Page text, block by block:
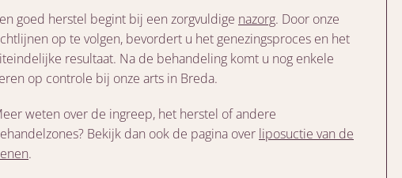
goed herstel begint bij een zorgvuldige nazorg. Door onze
op te volgen, bevordert u het genezingsproces en het
resultaat. Na de behandeling komt u nog enkele
op controle bij onze arts in Breda.
weten over de ingreep, het herstel of andere
Bekijk dan ook de pagina over liposuctie van de
.